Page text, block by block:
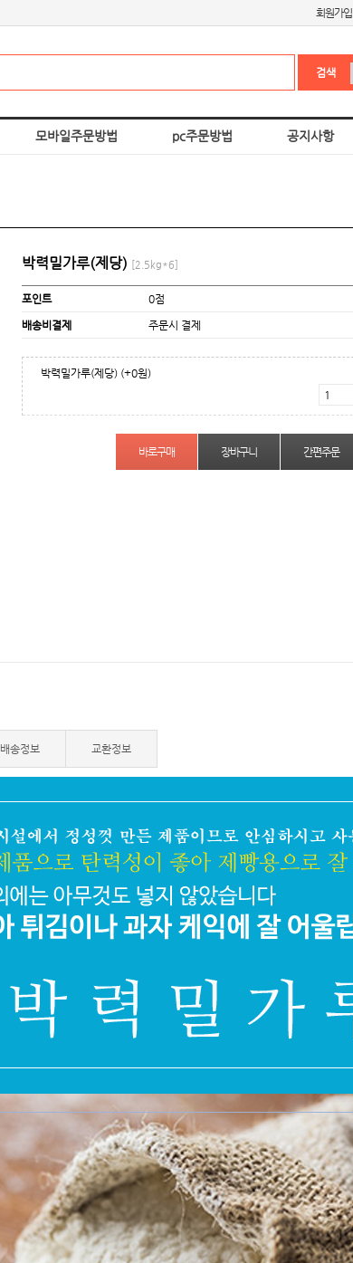
회원가입
모바일주문방법 pc주문방법 공지사항
박력밀가루(제당) [2.5kg*6]
포인트 0점
배송비결제 주문시 결제
박력밀가루(제당) (+0원)
간편주문
배송정보 교환정보